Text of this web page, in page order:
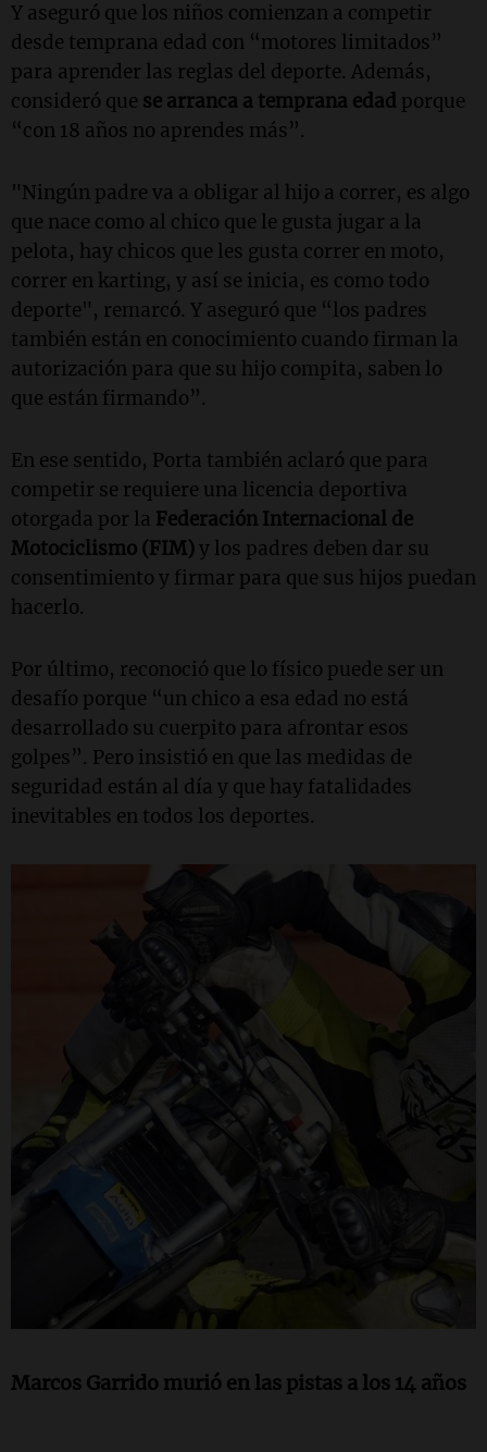
Y aseguró que los niños comienzan a competir
desde temprana edad con “motores limitados”
para aprender las reglas del deporte. Además,
consideró que se arranca a temprana edad porque
“con 18 años no aprendes más”.
"Ningún padre va a obligar al hijo a correr, es algo
que nace como al chico que le gusta jugar a la
pelota, hay chicos que les gusta correr en moto,
correr en karting, y así se inicia, es como todo
deporte", remarcó. Y aseguró que “los padres
también están en conocimiento cuando firman la
autorización para que su hijo compita, saben lo
que están firmando”.
En ese sentido, Porta también aclaró que para
competir se requiere una licencia deportiva
otorgada por la Federación Internacional de
Motociclismo (FIM)y los padres deben dar su
consentimiento y firmar para que sus hijos puedan
hacerlo.
Por último, reconoció que lo físico puede ser un
desafío porque “un chico a esa edad no está
desarrollado su cuerpito para afrontar esos
golpes”. Pero insistió en que las medidas de
seguridad están al día y que hay fatalidades
inevitables en todos los deportes.
Marcos Garrido murió en las pistas a los 14 años